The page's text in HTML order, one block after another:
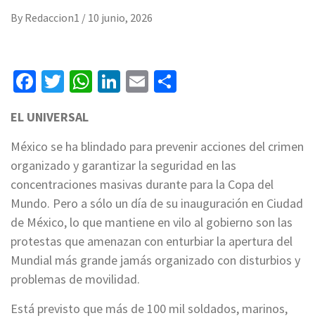
By Redaccion1 / 10 junio, 2026
Facebook
Twitter
WhatsApp
LinkedIn
Email
EL UNIVERSAL
México se ha blindado para prevenir acciones del crimen
organizado y garantizar la seguridad en las
concentraciones masivas durante para la Copa del
Mundo. Pero a sólo un día de su inauguración en Ciudad
de México, lo que mantiene en vilo al gobierno son las
protestas que amenazan con enturbiar la apertura del
Mundial más grande jamás organizado con disturbios y
problemas de movilidad.
Está previsto que más de 100 mil soldados, marinos,